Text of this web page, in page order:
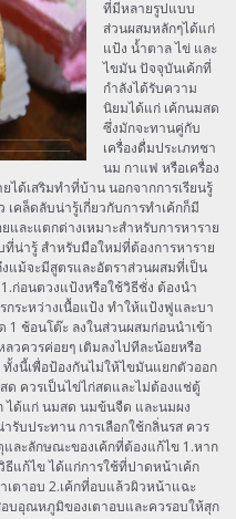
ที่มีหลายรูปแบบ
ส่วนผสมหลักๆได้แก่
แป้ง น้ำตาล ไข่ และ
ไขมัน ปัจจุบันเค้กที่
กำลังได้รับความ
นิยมได้แก่ เค้กนมสด
ซึ่งมักจะทานคู่กับ
เครื่องดื่มประเภทชา
นม กาแฟ หรือเครื่อง
ด้เสริมทำที่บ้าน นอกจากการเรียนรู้
คล็ดลับน่ารู้เกี่ยวกับการทำเค้กก็มี
ละแตกต่างเหมาะสำหรับการหาราย
น่ารู้ สำหรับมือใหม่ที่ต้องการหาราย
แม้จะมีสูตรและอัตราส่วนผสมที่เป็น
ก่อนตวงแป้งหรือใช้วิธีชั่ง ต้องนำ
ระหว่างเนื้อแป้ง ทำให้แป้งฟูและบา
1 ช้อนโต๊ะ ลงในส่วนผสมก่อนนำเข้า
วควรค่อยๆ เติมลงไปทีละน้อยหรือ
งนี้เพื่อป้องกันไม่ให้ไขมันแยกตัวออก
ด ควรเป็นไข่ไก่สดและไม่ต้องแช่ตู้
ได้แก่ นมสด นมข้นจืด และนมผง
รับประทาน การเลือกใช้กลิ่นรส ควร
และลักษณะของเค้กที่ต้องแก้ไข 1.หาก
แก้ไข ได้แก่การใช้ที่ปาดหน้าเค้ก
ตาอบ 2.เค้กที่อบแล้วผิวหน้าแฉะ
บอุณหภูมิของเตาอบและควรอบให้สุก